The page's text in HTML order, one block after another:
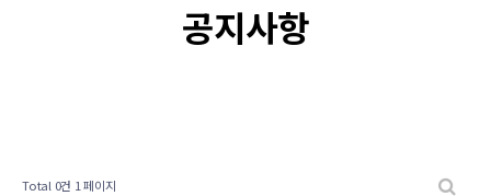
공지사항
Total 0건 1 페이지